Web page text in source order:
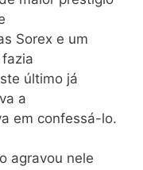
Sorex e um
último já
a
em confessá-lo.
agravou nele